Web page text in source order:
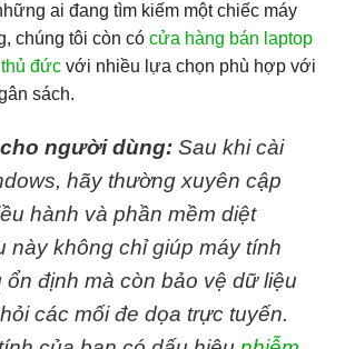
ai đang tìm kiếm một chiếc máy
chúng tôi còn có cửa hàng bán laptop
đức với nhiều lựa chọn phù hợp với
sách.
người dùng: Sau khi cài
hãy thường xuyên cập
hành và phần mềm diệt
này không chỉ giúp máy tính
ổn định mà còn bảo vệ dữ liệu
các mối đe dọa trực tuyến.